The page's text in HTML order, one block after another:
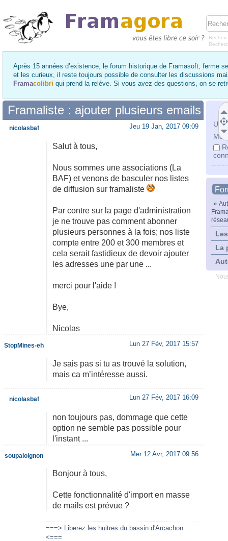
Après 15 années d’existence, le forum historique de Framasoft, ferme
et les curieux, il reste toujours possible de consulter les discussions
Framacolibri qui prend la relève. Si vous avez des questions, on se
Mot
»
La
Framaliste : ajouter plusieurs emails
Jeu 19 Jan, 2017 09:09
Salut à tous,
Nous sommes une associations (La
BAF) et venons de basculer nos listes
de diffusion sur framaliste
Par contre sur la page d'administration
je ne trouve pas comment abonner
plusieurs personnes à la fois; nos liste
compte entre 200 et 300 membres et
cela serait fastidieux de devoir ajouter
les adresses une par une ...
merci pour l'aide !
Bye,
Nicolas
nicolasbaf
Lun 27 Fév, 2017 15:57
Je sais pas si tu as trouvé la solution,
mais ca m’intéresse aussi.
StopMines-eh
Lun 27 Fév, 2017 16:09
non toujours pas, dommage que cette
option ne semble pas possible pour
l'instant ...
nicolasbaf
Mer 12 Avr, 2017 09:56
Bonjour à tous,
Cette fonctionnalité d'import en masse
de mails est prévue ?
===> Liberez les huitres du bassin d'Arcachon
<===
soupaloignon